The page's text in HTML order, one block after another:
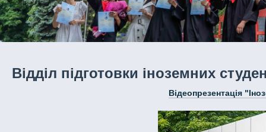
Відділ підготовки іноземних
Відеопрезентація